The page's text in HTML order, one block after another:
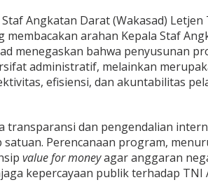
Angkatan Darat (Wakasad) Letjen
membacakan arahan Kepala Staf
menegaskan bahwa penyusunan
administratif, melainkan
efisiensi, dan akuntabilitas
transparansi dan pengendalian
Perencanaan program,
value for moneyagar anggaran
kepercayaan publik terhadap TNI